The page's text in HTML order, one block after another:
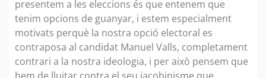
presentem a les eleccions és que entenem que
tenim opcions de guanyar, i estem especialment
motivats perquè la nostra opció electoral es
contraposa al candidat Manuel Valls, completament
contrari a la nostra ideologia, i per això pensem que